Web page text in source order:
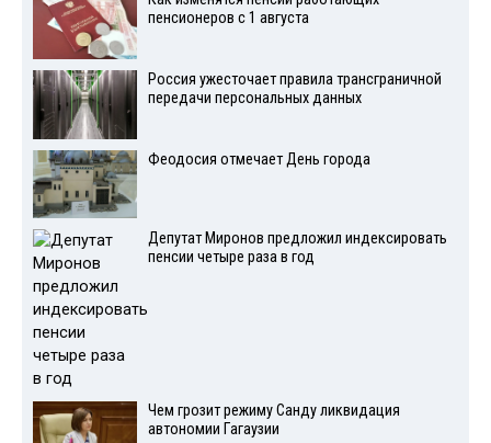
пенсионеров с 1 августа
Россия ужесточает правила трансграничной
передачи персональных данных
Феодосия отмечает День города
Депутат Миронов предложил индексировать
пенсии четыре раза в год
Чем грозит режиму Санду ликвидация
автономии Гагаузии